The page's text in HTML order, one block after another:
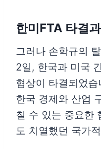
한미FTA 타결
그러나 손학규의
2일, 한국과 미국
협상이 타결되었
한국 경제와 산업
칠 수 있는 중요한
도 치열했던 국가